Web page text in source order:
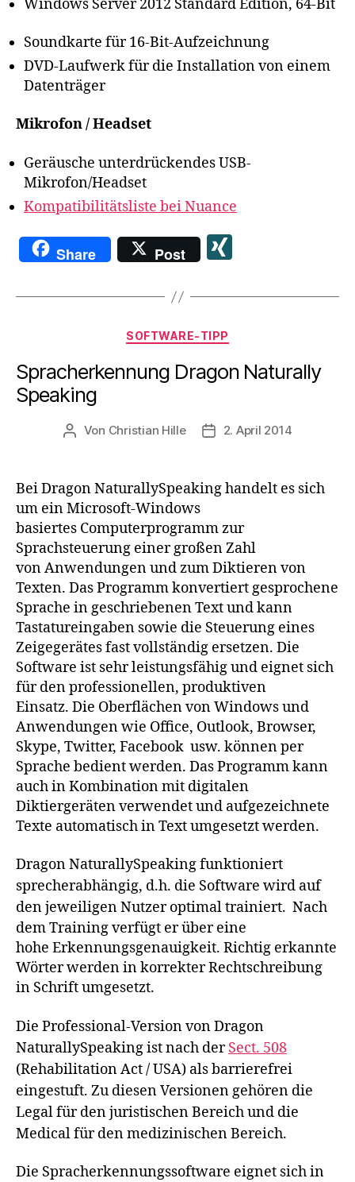
Windows Server 2012 Standard Edition, 64-Bit
Soundkarte für 16-Bit-Aufzeichnung
DVD-Laufwerk für die Installation von einem
Datenträger
Mikrofon / Headset
Geräusche unterdrückendes USB-
Mikrofon/Headset
Kompatibilitätsliste bei Nuance
Share Post
N
Kategorien
SOFTWARE-TIPP
Spracherkennung Dragon Naturally
Speaking
Beitragsautor
Von Christian Hille Beitragsdatum
2. April 2014
Bei Dragon NaturallySpeaking handelt es sich
um ein Microsoft-Windows
basiertes Computerprogramm zur
Sprachsteuerung einer großen Zahl
von Anwendungen und zum Diktieren von
Texten. Das Programm konvertiert gesprochene
Sprache in geschriebenen Text und kann
Tastatureingaben sowie die Steuerung eines
Zeigegerätes fast vollständig ersetzen. Die
Software ist sehr leistungsfähig und eignet sich
für den professionellen, produktiven
Einsatz. Die Oberflächen von Windows und
Anwendungen wie Office, Outlook, Browser,
Skype, Twitter, Facebook usw. können per
Sprache bedient werden. Das Programm kann
auch in Kombination mit digitalen
Diktiergeräten verwendet und aufgezeichnete
Texte automatisch in Text umgesetzt werden.
Dragon NaturallySpeaking funktioniert
sprecherabhängig, d.h. die Software wird auf
den jeweiligen Nutzer optimal trainiert. Nach
dem Training verfügt er über eine
hohe Erkennungsgenauigkeit. Richtig erkannte
Wörter werden in korrekter Rechtschreibung
in Schrift umgesetzt.
Die Professional-Version von Dragon
NaturallySpeaking ist nach derSect. 508
(Rehabilitation Act / USA) als barrierefrei
eingestuft. Zu diesen Versionen gehören die
Legal für den juristischen Bereich und die
Medical für den medizinischen Bereich.
Die Spracherkennungssoftware eignet sich in